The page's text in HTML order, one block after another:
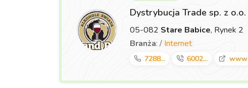
Dystrybucja Trade sp. z o.o.
05-082 Stare Babice, Rynek 2
Branża: / Internet
7288... 6002... www